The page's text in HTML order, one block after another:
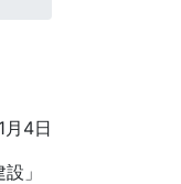
月4日
」